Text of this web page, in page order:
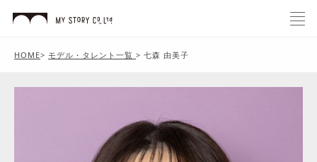
HOME> モデル・タレント一覧 > 七森 由美子